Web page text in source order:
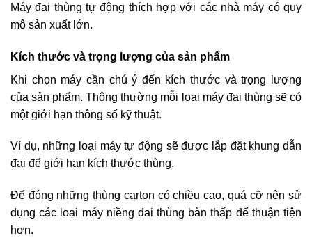
Máy đai thùng tự động thích hợp với các nhà máy có quy
mô sản xuất lớn.
Kích thước và trọng lượng của sản phẩm
Khi chọn máy cần chú ý đến kích thước và trọng lượng
của sản phẩm. Thông thường mỗi loại máy đai thùng sẽ có
một giới hạn thông số kỹ thuật.
Ví dụ, những loại máy tự động sẽ được lắp đặt khung dẫn
đai để giới hạn kích thước thùng.
Để đóng những thùng carton có chiều cao, quá cỡ nên sử
dụng các loại máy niềng đai thùng bàn thấp để thuận tiện
hơn.